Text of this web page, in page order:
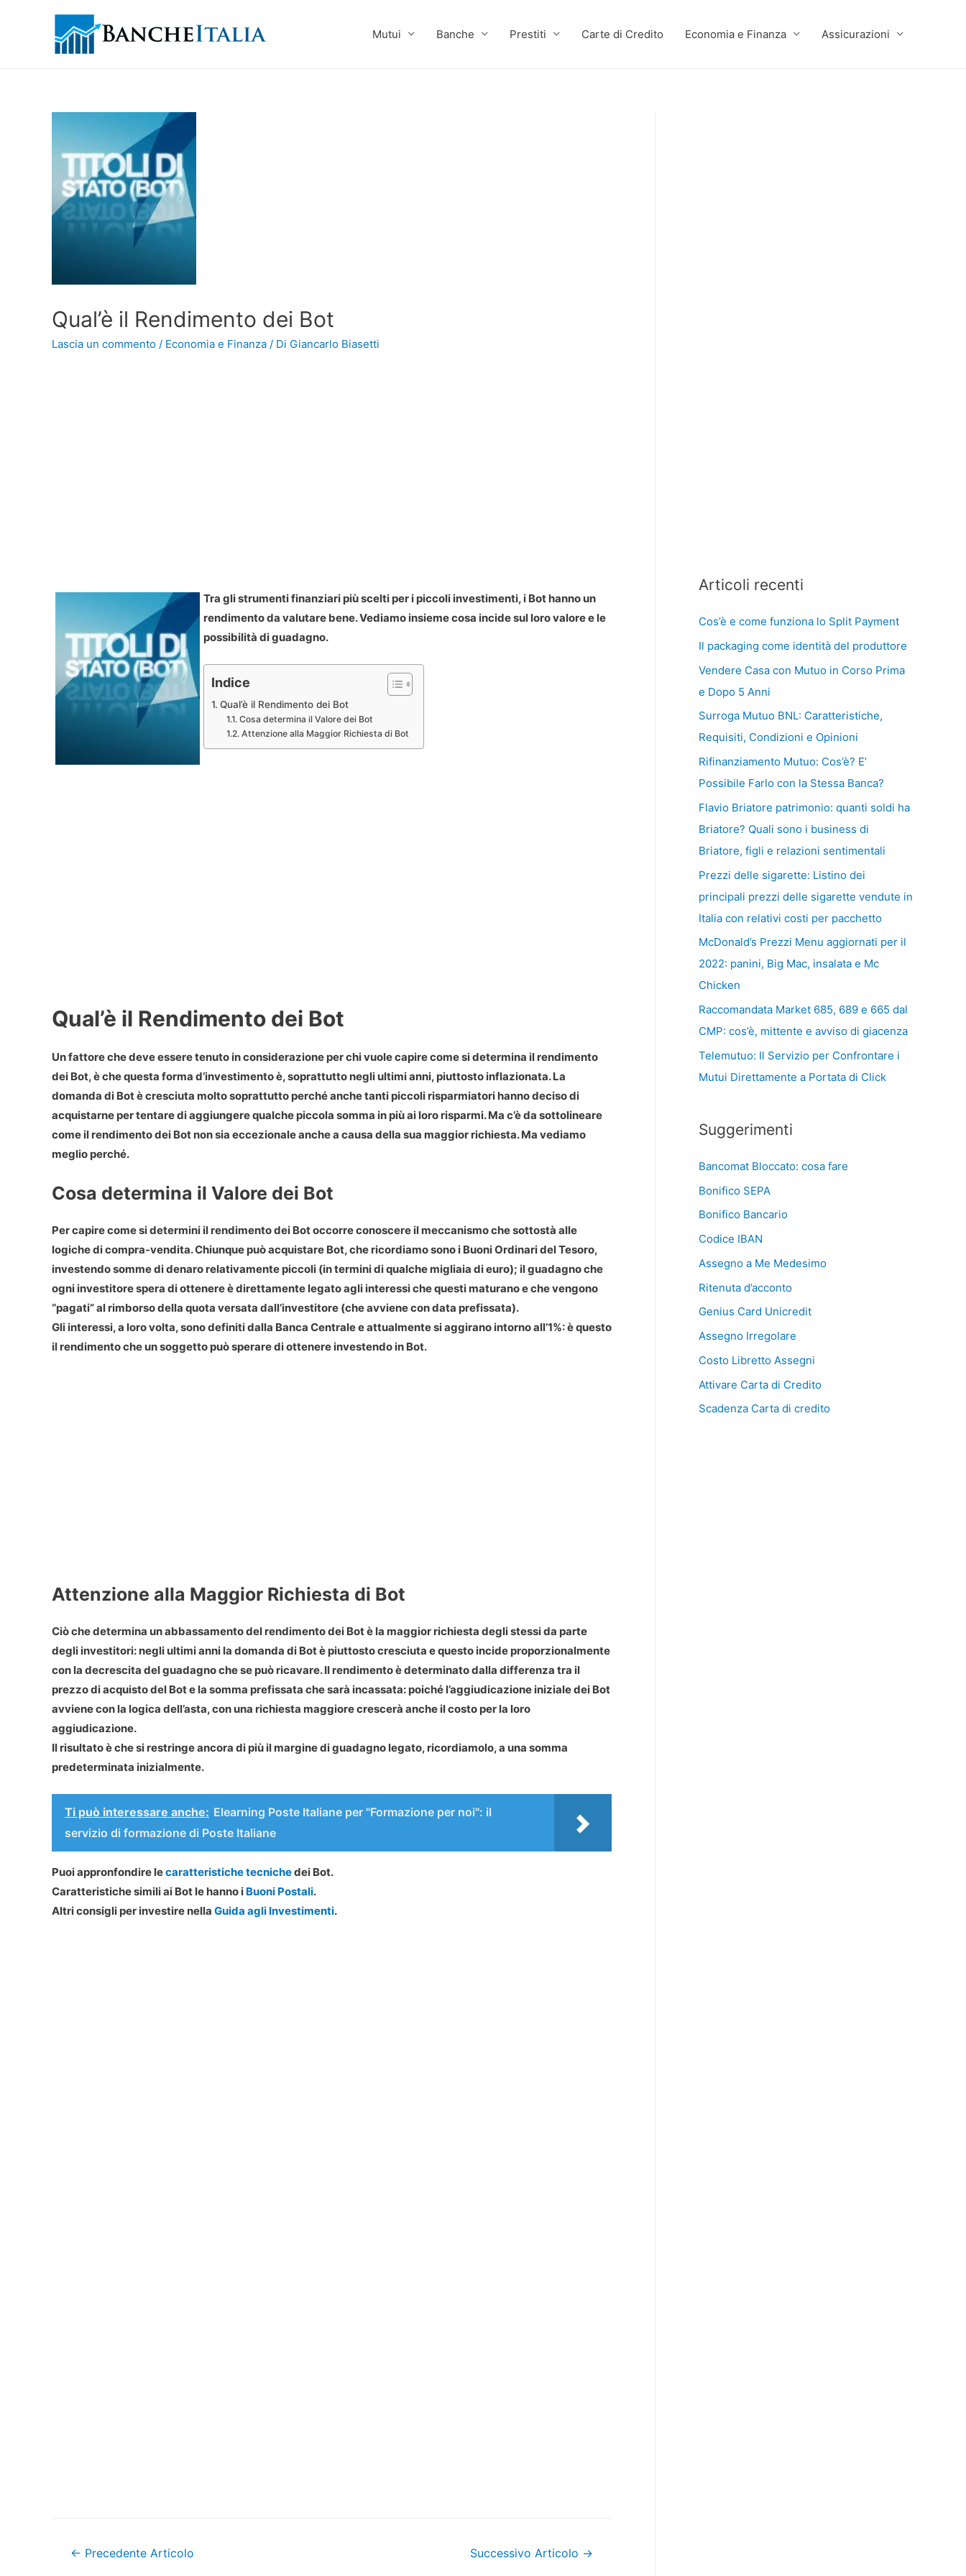
Mutui Banche Prestiti Carte di Credito Economia e Finanza Assicurazioni
Qual’è il Rendimento dei Bot
Lascia un commento / Economia e Finanza / Di Giancarlo Biasetti
Tra gli strumenti finanziari più scelti per i piccoli investimenti, i Bot hanno un
rendimento da valutare bene. Vediamo insieme cosa incide sul loro valore e le
possibilità di guadagno.
Indice
Qual’è il Rendimento dei Bot
Cosa determina il Valore dei Bot
Attenzione alla Maggior Richiesta di Bot
Qual’è il Rendimento dei Bot
Un fattore che deve essere tenuto in considerazione per chi vuole capire come si determina il rendimento
dei Bot, è che questa forma d’investimento è, soprattutto negli ultimi anni, piuttosto inflazionata. La
domanda di Bot è cresciuta molto soprattutto perché anche tanti piccoli risparmiatori hanno deciso di
acquistarne per tentare di aggiungere qualche piccola somma in più ai loro risparmi. Ma c’è da sottolineare
come il rendimento dei Bot non sia eccezionale anche a causa della sua maggior richiesta. Ma vediamo
meglio perché.
Cosa determina il Valore dei Bot
Per capire come si determini il rendimento dei Bot occorre conoscere il meccanismo che sottostà alle
logiche di compra-vendita. Chiunque può acquistare Bot, che ricordiamo sono i Buoni Ordinari del Tesoro,
investendo somme di denaro relativamente piccoli (in termini di qualche migliaia di euro); il guadagno che
ogni investitore spera di ottenere è direttamente legato agli interessi che questi maturano e che vengono
“pagati” al rimborso della quota versata dall’investitore (che avviene con data prefissata).
Gli interessi, a loro volta, sono definiti dalla Banca Centrale e attualmente si aggirano intorno all’1%: è questo
il rendimento che un soggetto può sperare di ottenere investendo in Bot.
Attenzione alla Maggior Richiesta di Bot
Ciò che determina un abbassamento del rendimento dei Bot è la maggior richiesta degli stessi da parte
degli investitori: negli ultimi anni la domanda di Bot è piuttosto cresciuta e questo incide proporzionalmente
con la decrescita del guadagno che se può ricavare. Il rendimento è determinato dalla differenza tra il
prezzo di acquisto del Bot e la somma prefissata che sarà incassata: poiché l’aggiudicazione iniziale dei Bot
avviene con la logica dell’asta, con una richiesta maggiore crescerà anche il costo per la loro
aggiudicazione.
Il risultato è che si restringe ancora di più il margine di guadagno legato, ricordiamolo, a una somma
predeterminata inizialmente.
Ti può interessare anche: Elearning Poste Italiane per "Formazione per noi": il
servizio di formazione di Poste Italiane
Puoi appronfondire lecaratteristiche tecnichedei Bot.
Caratteristiche simili ai Bot le hanno i Buoni Postali.
Altri consigli per investire nella Guida agli Investimenti.
Navigazione
← Precedente Articolo Successivo Articolo →
Articoli recenti
Cos’è e come funziona lo Split Payment
Il packaging come identità del produttore
Vendere Casa con Mutuo in Corso Prima
e Dopo 5 Anni
Surroga Mutuo BNL: Caratteristiche,
Requisiti, Condizioni e Opinioni
Rifinanziamento Mutuo: Cos’è? E’
Possibile Farlo con la Stessa Banca?
Flavio Briatore patrimonio: quanti soldi ha
Briatore? Quali sono i business di
Briatore, figli e relazioni sentimentali
Prezzi delle sigarette: Listino dei
principali prezzi delle sigarette vendute in
Italia con relativi costi per pacchetto
McDonald’s Prezzi Menu aggiornati per il
2022: panini, Big Mac, insalata e Mc
Chicken
Raccomandata Market 685, 689 e 665 dal
CMP: cos’è, mittente e avviso di giacenza
Telemutuo: Il Servizio per Confrontare i
Mutui Direttamente a Portata di Click
Suggerimenti
Bancomat Bloccato: cosa fare
Bonifico SEPA
Bonifico Bancario
Codice IBAN
Assegno a Me Medesimo
Ritenuta d’acconto
Genius Card Unicredit
Assegno Irregolare
Costo Libretto Assegni
Attivare Carta di Credito
Scadenza Carta di credito